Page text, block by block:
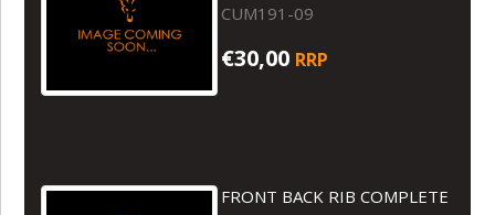
CUM191-09
€30,00 RRP
FRONT BACK RIB COMPLETE